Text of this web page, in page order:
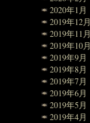
2020年1月
2019年12月
2019年11月
2019年10月
2019年9月
2019年8月
2019年7月
2019年6月
2019年5月
2019年4月